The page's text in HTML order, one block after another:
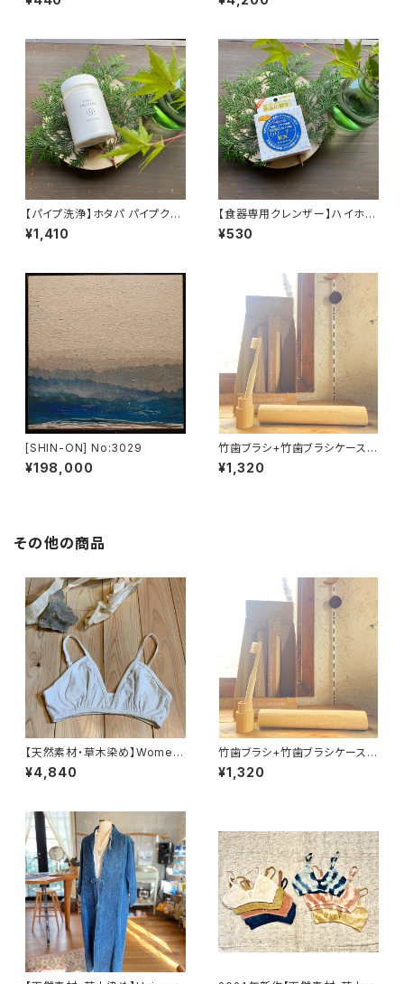
【パイプ洗浄】ホタパ パイプクリ
ーン (200g)
¥1,410
【食器専用クレンザー】ハイホー
ム NEO クリーナー
¥530
[SHIN-ON] No:3029
¥198,000
竹歯ブラシ+竹歯ブラシケースセ
ット
¥1,320
その他の商品
【天然素材・草木染め】Womem
ブラ ヘンプコットン
¥4,840
竹歯ブラシ+竹歯ブラシケースセ
ット
¥1,320